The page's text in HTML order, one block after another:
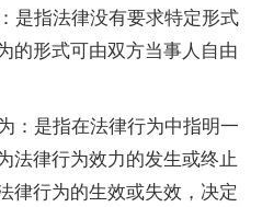
指法律没有要求特定形式
的形式可由双方当事人自由
是指在法律行为中指明一
法律行为效力的发生或终止
律行为的生效或失效，决定